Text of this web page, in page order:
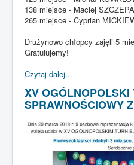
138 miejsce - Maciej
265 miejsce - Cyprian
Drużynowo chłopcy zajęli 5
Gratulujemy!
Czytaj dalej...
XV OGÓLNOPOLSKI
SPRAWNOŚCIOWY